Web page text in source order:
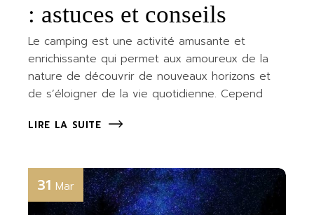
: astuces et conseils
Le camping est une activité amusante et
enrichissante qui permet aux amoureux de la
nature de découvrir de nouveaux horizons et
de s’éloigner de la vie quotidienne. Cepend
LIRE LA SUITE
31 Mar